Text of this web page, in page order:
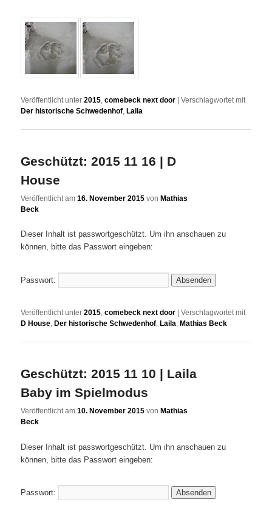
Veröffentlicht unter 2015 ,comebeck next door |Verschlagwortet mit
Der historische Schwedenhof ,Laila
Geschützt: 2015 11 16 | D
House
Veröffentlicht am16. November 2015 von Mathias
Beck
Dieser Inhalt ist passwortgeschützt. Um ihn anschauen zu
können, bitte das Passwort eingeben:
Passwort:
Veröffentlicht unter 2015,comebeck next door |Verschlagwortet mit
D House,Der historische Schwedenhof,Laila,Mathias Beck
Geschützt: 2015 11 10 | Laila
Baby im Spielmodus
Veröffentlicht am10. November 2015 von Mathias
Beck
Dieser Inhalt ist passwortgeschützt. Um ihn anschauen zu
können, bitte das Passwort eingeben:
Passwort: